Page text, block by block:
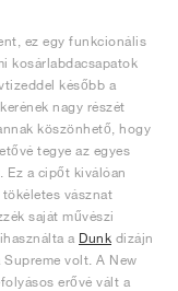
ez egy funkcionális
kosárlabdacsapatok
később a
nagy részét
köszönhető, hogy
tegye az egyes
Ez a cipőt kiválóan
vásznat
saját művészi
a Dunk dizájn
volt. A New
erővé vált a